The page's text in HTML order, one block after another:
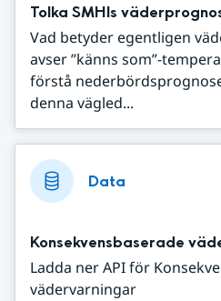
Tolka SMHIs
Vad betyder egentligen
avser ”känns som”-
förstå
denna vägled...
Data
Konsekvensbaserade
Ladda ner API för
vädervarningar